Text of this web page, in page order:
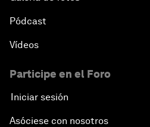
Pódcast
Vídeos
Participe en el Foro
Iniciar sesión
Asóciese con nosotros